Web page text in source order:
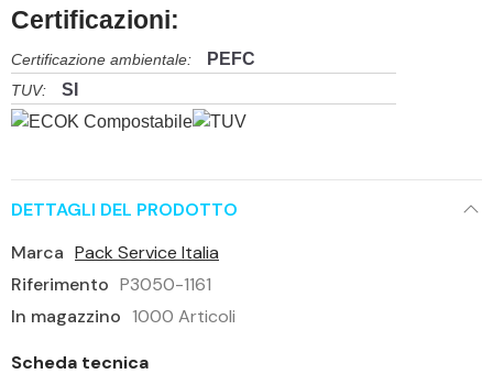
Certificazioni:
Certificazione ambientale: PEFC
TUV: SI
DETTAGLI DEL PRODOTTO
Marca Pack Service Italia
Riferimento P3050-1161
In magazzino 1000 Articoli
Scheda tecnica